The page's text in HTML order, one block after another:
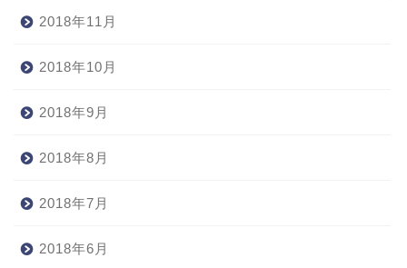
2018年11月
2018年10月
2018年9月
2018年8月
2018年7月
2018年6月